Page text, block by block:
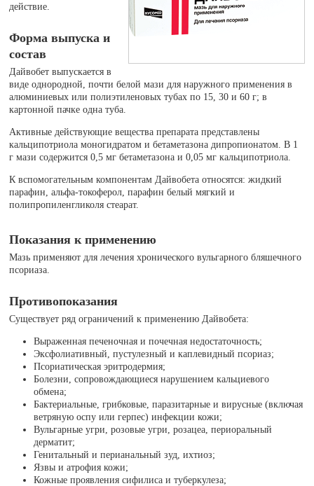
действие.
Форма выпуска и
состав
Дайвобет выпускается в
виде однородной, почти белой мази для наружного применения в
алюминиевых или полиэтиленовых тубах по 15, 30 и 60 г; в
картонной пачке одна туба.
Активные действующие вещества препарата представлены
кальципотриола моногидратом и бетаметазона дипропионатом. В 1
г мази содержится 0,5 мг бетаметазона и 0,05 мг кальципотриола.
К вспомогательным компонентам Дайвобета относятся: жидкий
парафин, альфа-токоферол, парафин белый мягкий и
полипропиленгликоля стеарат.
Показания к применению
Мазь применяют для лечения хронического вульгарного бляшечного
псориаза.
Противопоказания
Существует ряд ограничений к применению Дайвобета:
Выраженная печеночная и почечная недостаточность;
Эксфолиативный, пустулезный и каплевидный псориаз;
Псориатическая эритродермия;
Болезни, сопровождающиеся нарушением кальциевого
обмена;
Бактериальные, грибковые, паразитарные и вирусные (включая
ветряную оспу или герпес) инфекции кожи;
Вульгарные угри, розовые угри, розацеа, периоральный
дерматит;
Генитальный и перианальный зуд, ихтиоз;
Язвы и атрофия кожи;
Кожные проявления сифилиса и туберкулеза;